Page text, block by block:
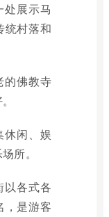
展示马
统村落和
的佛教寺
休闲、娱
所。
以各式各
，是游客